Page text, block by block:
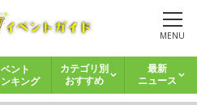
MENU
ント
キング
カテゴリ別
おすすめ
最新
ニュース